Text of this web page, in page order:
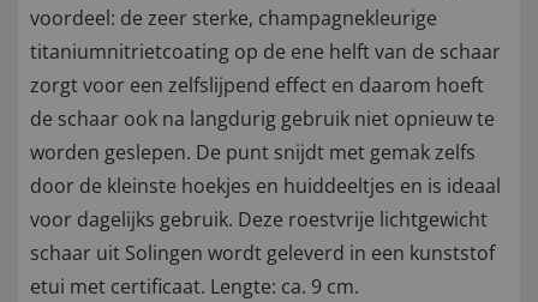
voordeel: de zeer sterke, champagnekleurige
titaniumnitrietcoating op de ene helft van de schaar
zorgt voor een zelfslijpend effect en daarom hoeft
de schaar ook na langdurig gebruik niet opnieuw te
worden geslepen. De punt snijdt met gemak zelfs
door de kleinste hoekjes en huiddeeltjes en is ideaal
voor dagelijks gebruik. Deze roestvrije lichtgewicht
schaar uit Solingen wordt geleverd in een kunststof
etui met certificaat. Lengte: ca. 9 cm.